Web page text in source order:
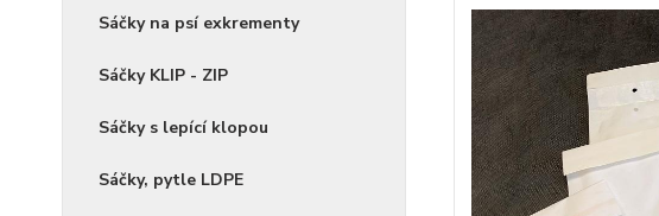
Sáčky na psí exkrementy
Sáčky KLIP - ZIP
Sáčky s lepící klopou
Sáčky, pytle LDPE